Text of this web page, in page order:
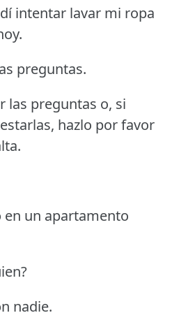
intentar lavar mi ropa
preguntas.
las preguntas o, si
hazlo por favor
un apartamento
nadie.